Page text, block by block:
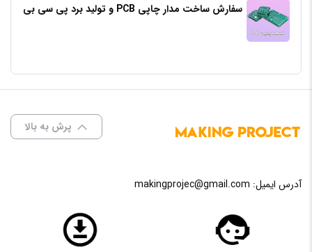
سفارش ساخت مدار چاپی PCB و تولید برد پی سی بی
پرش به بالا
آدرس ایمیل: makingprojec@gmail.com